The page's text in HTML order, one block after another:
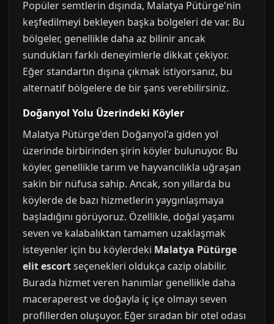
Popüler semtlerin dışında, Malatya Pütürge'nin
keşfedilmeyi bekleyen başka bölgeleri de var. Bu
bölgeler, genellikle daha az bilinir ancak
sundukları farklı deneyimlerle dikkat çekiyor.
Eğer standartın dışına çıkmak istiyorsanız, bu
alternatif bölgelere de bir şans verebilirsiniz.
Doğanyol Yolu Üzerindeki Köyler
Malatya Pütürge'den Doğanyol'a giden yol
üzerinde birbirinden şirin köyler bulunuyor. Bu
köyler, genellikle tarım ve hayvancılıkla uğraşan
sakin bir nüfusa sahip. Ancak, son yıllarda bu
köylerde de bazı hizmetlerin yaygınlaşmaya
başladığını görüyoruz. Özellikle, doğal yaşamı
seven ve kalabalıktan tamamen uzaklaşmak
isteyenler için bu köylerdeki Malatya Pütürge
elit escortseçenekleri oldukça cazip olabilir.
Burada hizmet veren hanımlar genellikle daha
maceraperest ve doğayla iç içe olmayı seven
profillerden oluşuyor. Eğer sıradan bir otel odası